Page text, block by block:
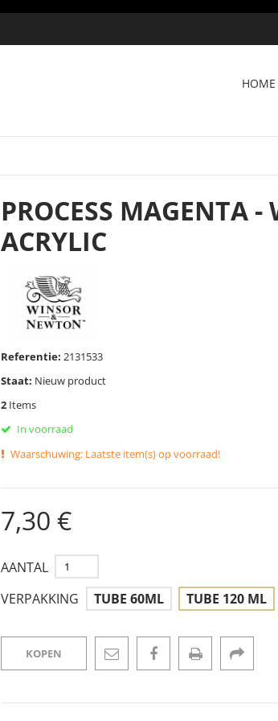
HOME
PROCESS MAGENTA
ACRYLIC
Referentie: 2131533
Staat: Nieuw product
2 Items
In voorraad
Waarschuwing: Laatste item(s) op voorraad!
7,30 €
AANTAL
VERPAKKING
TUBE 60ML TUBE 120 ML
KOPEN